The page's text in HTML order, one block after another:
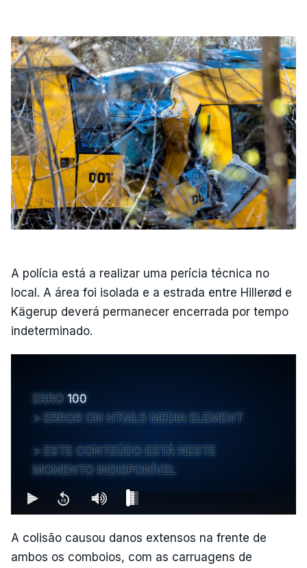
A polícia está a realizar uma perícia técnica no
local. A área foi isolada e a estrada entre Hillerød e
Kägerup deverá permanecer encerrada por tempo
indeterminado.
ERRO 100
ERROR ON HTML5 MEDIA ELEMENT
ESTE CONTEÚDO ESTÁ NESTE
MOMENTO INDISPONÍVEL
A colisão causou danos extensos na frente de
ambos os comboios, com as carruagens de